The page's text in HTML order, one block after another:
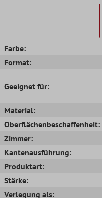
Farbe:
Format:
Geeignet für:
Material:
Oberflächenbeschaffenheit:
Zimmer:
Kantenausführung:
Produktart:
Stärke:
Verlegung als: